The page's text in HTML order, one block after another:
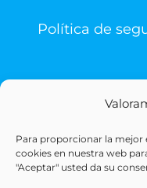
Para proporcionar la mejor
cookies en nuestra web
"Aceptar" usted da su
Política de
© Copyright 1993 -
Sanitaria